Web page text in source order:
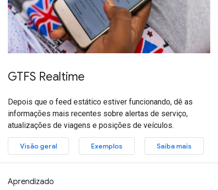
GTFS Realtime
Depois que o feed estático estiver funcionando, dê as
informações mais recentes sobre alertas de serviço,
atualizações de viagens e posições de veículos.
Visão geral Exemplos Saiba mais
Aprendizado